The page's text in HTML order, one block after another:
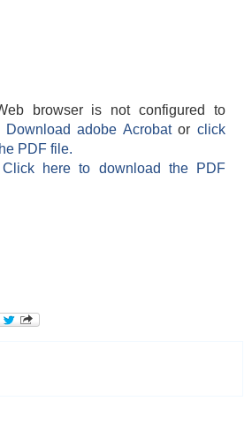
browser is not configured to
Download adobe Acrobatorclick
PDF file.
Click here to download the PDF